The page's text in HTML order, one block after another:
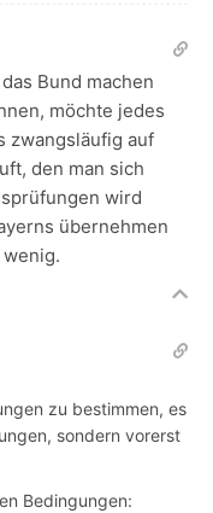
Bund machen
möchte jedes
zwangsläufig auf
den man sich
wird
übernehmen
zu bestimmen, es
sondern vorerst
Bedingungen: